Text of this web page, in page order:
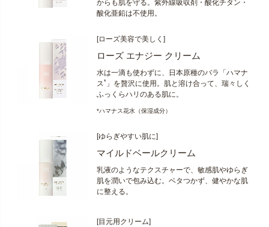
からも肌を守る。紫外線吸収剤・酸化チタン・
酸化亜鉛は不使用。
[ローズ美容で美しく]
ローズ エナジー クリーム
水は一滴も使わずに、日本原種のバラ「ハマナ
ス* 」を贅沢に使用。肌と溶け合って、瑞々しく
ふっくらハリのある肌に。
*ハマナス花水（保湿成分）
[ゆらぎやすい肌に]
マイルドベールクリーム
乳液のようなテクスチャーで、敏感肌やゆらぎ
肌を潤いで包み込む。ベタつかず、健やかな肌
に整える。
[目元用クリーム]